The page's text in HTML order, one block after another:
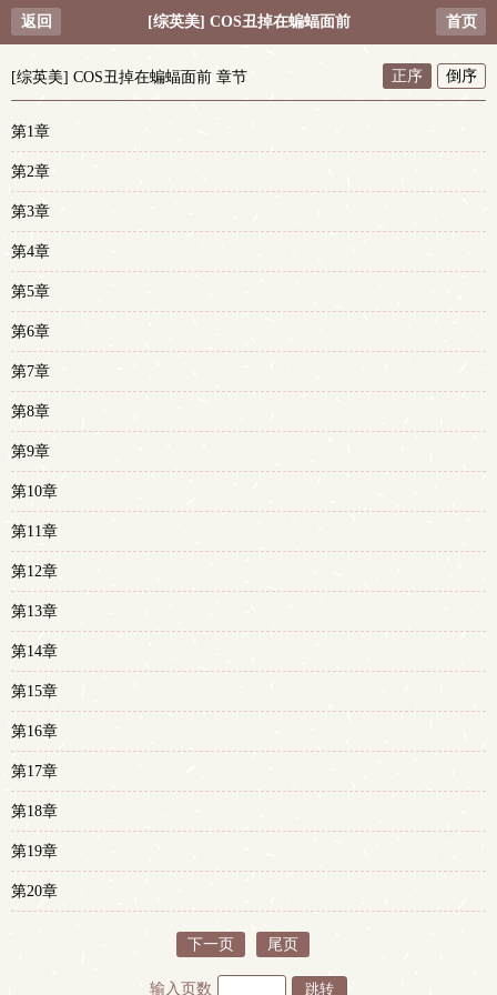
返回 [综英美] COS丑掉在蝙蝠面前 首页
[综英美] COS丑掉在蝙蝠面前 章节 正序 倒序
第1章
第2章
第3章
第4章
第5章
第6章
第7章
第8章
第9章
第10章
第11章
第12章
第13章
第14章
第15章
第16章
第17章
第18章
第19章
第20章
下一页 尾页
输入页数